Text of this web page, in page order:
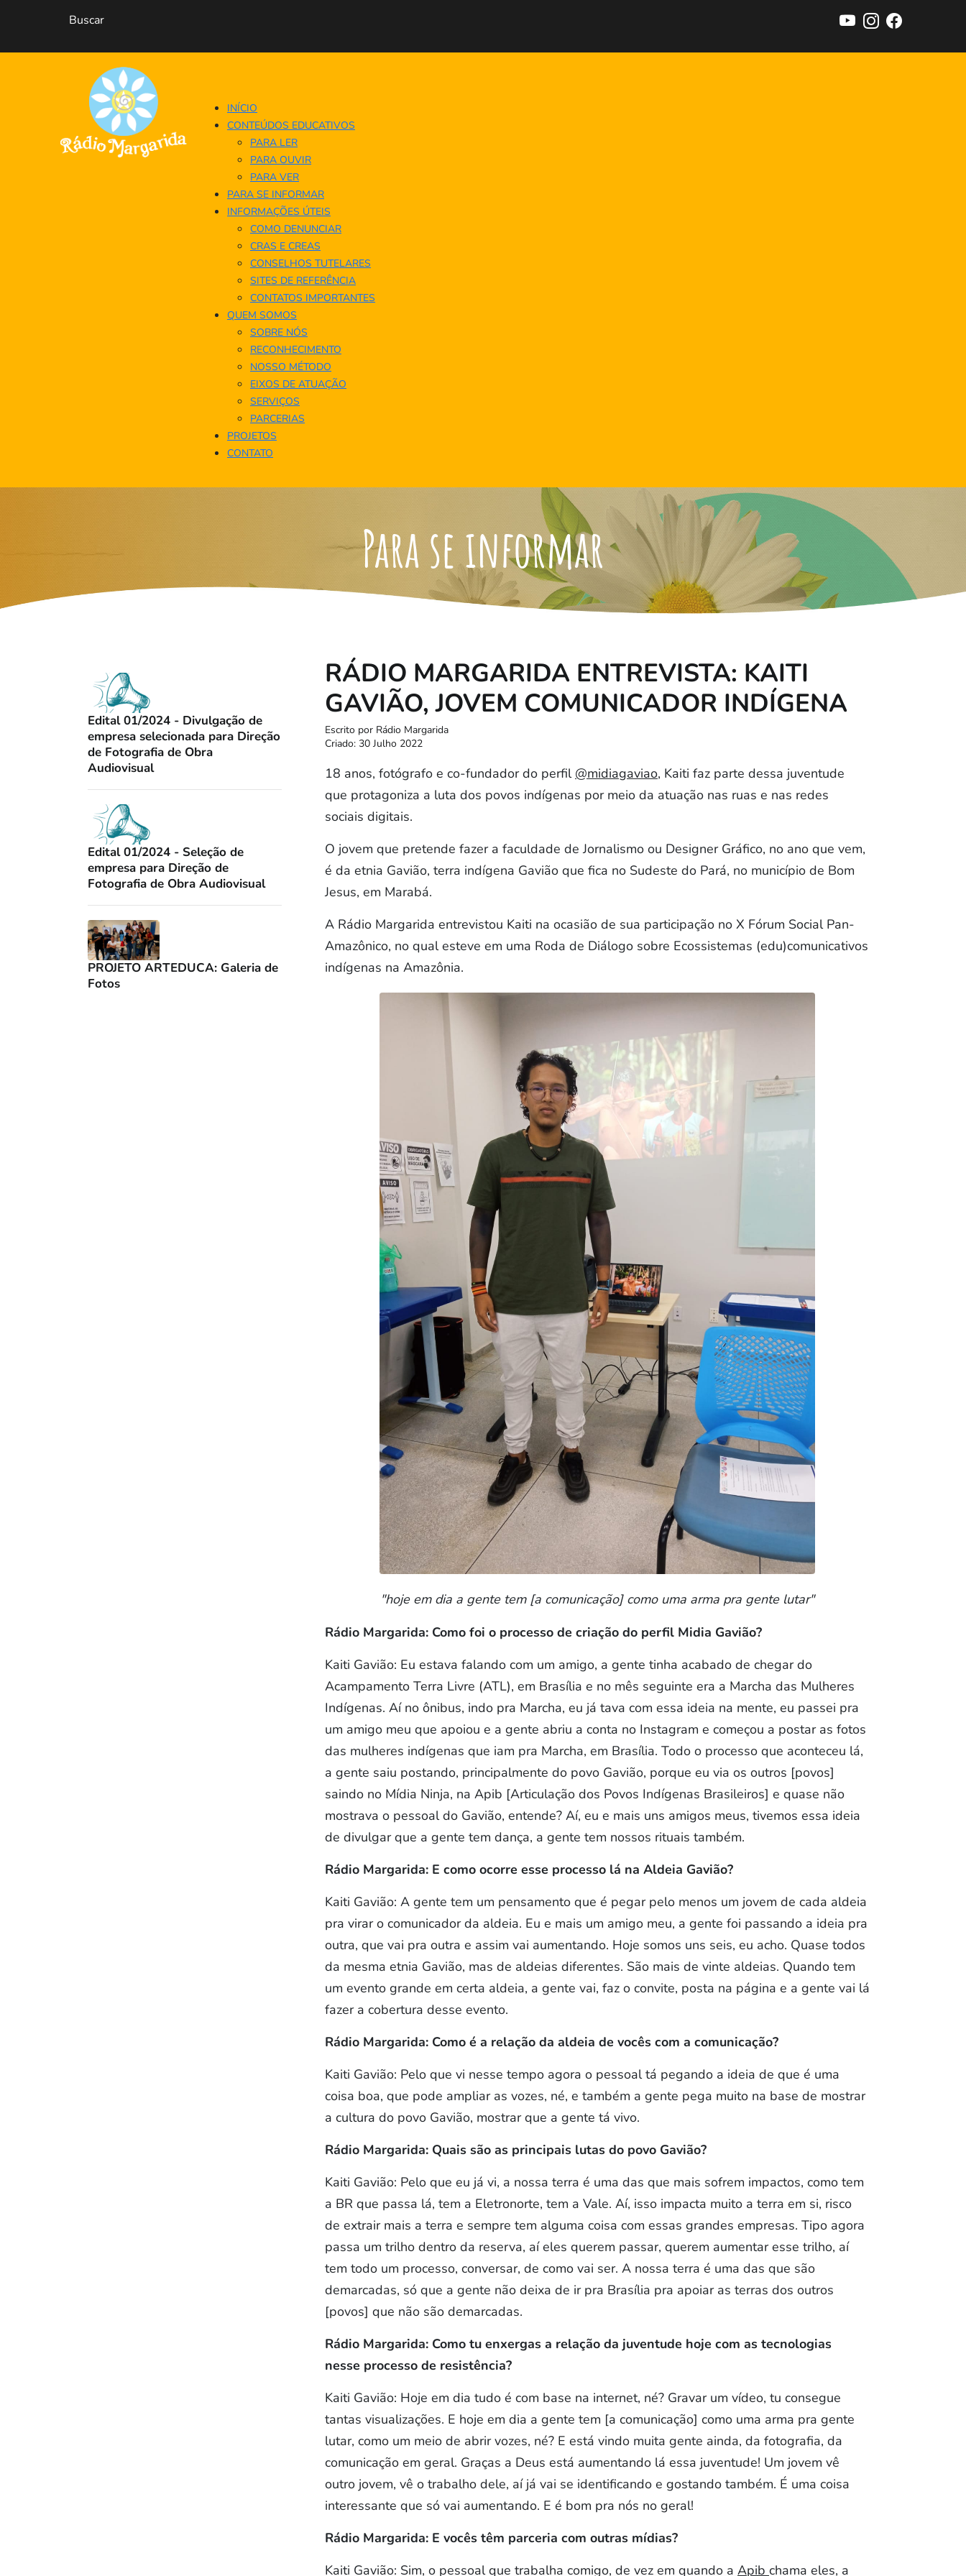
INÍCIO
CONTEÚDOS EDUCATIVOS
PARA LER
PARA OUVIR
PARA VER
PARA SE INFORMAR
INFORMAÇÕES ÚTEIS
COMO DENUNCIAR
CRAS E CREAS
CONSELHOS TUTELARES
SITES DE REFERÊNCIA
CONTATOS IMPORTANTES
QUEM SOMOS
SOBRE NÓS
RECONHECIMENTO
NOSSO MÉTODO
EIXOS DE ATUAÇÃO
SERVIÇOS
PARCERIAS
PROJETOS
CONTATO
Para se informar
Edital 01/2024 - Divulgação de
empresa selecionada para Direção
de Fotografia de Obra
Audiovisual
Edital 01/2024 - Seleção de
empresa para Direção de
Fotografia de Obra Audiovisual
PROJETO ARTEDUCA: Galeria de
Fotos
RÁDIO MARGARIDA ENTREVISTA: KAITI
GAVIÃO, JOVEM COMUNICADOR INDÍGENA
Escrito por Rádio Margarida
Criado: 30 Julho 2022
18 anos, fotógrafo e co-fundador do perfil @midiagaviao, Kaiti faz parte dessa juventude
que protagoniza a luta dos povos indígenas por meio da atuação nas ruas e nas redes
sociais digitais.
O jovem que pretende fazer a faculdade de Jornalismo ou Designer Gráfico, no ano que vem,
é da etnia Gavião, terra indígena Gavião que fica no Sudeste do Pará, no município de Bom
Jesus, em Marabá.
A Rádio Margarida entrevistou Kaiti na ocasião de sua participação no X Fórum Social Pan-
Amazônico, no qual esteve em uma Roda de Diálogo sobre Ecossistemas (edu)comunicativos
indígenas na Amazônia.
"hoje em dia a gente tem [a comunicação] como uma arma pra gente lutar"
Rádio Margarida: Como foi o processo de criação do perfil Midia Gavião?
Kaiti Gavião: Eu estava falando com um amigo, a gente tinha acabado de chegar do
Acampamento Terra Livre (ATL), em Brasília e no mês seguinte era a Marcha das Mulheres
Indígenas. Aí no ônibus, indo pra Marcha, eu já tava com essa ideia na mente, eu passei pra
um amigo meu que apoiou e a gente abriu a conta no Instagram e começou a postar as fotos
das mulheres indígenas que iam pra Marcha, em Brasília. Todo o processo que aconteceu lá,
a gente saiu postando, principalmente do povo Gavião, porque eu via os outros [povos]
saindo no Mídia Ninja, na Apib [Articulação dos Povos Indígenas Brasileiros] e quase não
mostrava o pessoal do Gavião, entende? Aí, eu e mais uns amigos meus, tivemos essa ideia
de divulgar que a gente tem dança, a gente tem nossos rituais também.
Rádio Margarida: E como ocorre esse processo lá na Aldeia Gavião?
Kaiti Gavião: A gente tem um pensamento que é pegar pelo menos um jovem de cada aldeia
pra virar o comunicador da aldeia. Eu e mais um amigo meu, a gente foi passando a ideia pra
outra, que vai pra outra e assim vai aumentando. Hoje somos uns seis, eu acho. Quase todos
da mesma etnia Gavião, mas de aldeias diferentes. São mais de vinte aldeias. Quando tem
um evento grande em certa aldeia, a gente vai, faz o convite, posta na página e a gente vai lá
fazer a cobertura desse evento.
Rádio Margarida: Como é a relação da aldeia de vocês com a comunicação?
Kaiti Gavião: Pelo que vi nesse tempo agora o pessoal tá pegando a ideia de que é uma
coisa boa, que pode ampliar as vozes, né, e também a gente pega muito na base de mostrar
a cultura do povo Gavião, mostrar que a gente tá vivo.
Rádio Margarida: Quais são as principais lutas do povo Gavião?
Kaiti Gavião: Pelo que eu já vi, a nossa terra é uma das que mais sofrem impactos, como tem
a BR que passa lá, tem a Eletronorte, tem a Vale. Aí, isso impacta muito a terra em si, risco
de extrair mais a terra e sempre tem alguma coisa com essas grandes empresas. Tipo agora
passa um trilho dentro da reserva, aí eles querem passar, querem aumentar esse trilho, aí
tem todo um processo, conversar, de como vai ser. A nossa terra é uma das que são
demarcadas, só que a gente não deixa de ir pra Brasília pra apoiar as terras dos outros
[povos] que não são demarcadas.
Rádio Margarida: Como tu enxergas a relação da juventude hoje com as tecnologias
nesse processo de resistência?
Kaiti Gavião: Hoje em dia tudo é com base na internet, né? Gravar um vídeo, tu consegue
tantas visualizações. E hoje em dia a gente tem [a comunicação] como uma arma pra gente
lutar, como um meio de abrir vozes, né? E está vindo muita gente ainda, da fotografia, da
comunicação em geral. Graças a Deus está aumentando lá essa juventude! Um jovem vê
outro jovem, vê o trabalho dele, aí já vai se identificando e gostando também. É uma coisa
interessante que só vai aumentando. E é bom pra nós no geral!
Rádio Margarida: E vocês têm parceria com outras mídias?
Kaiti Gavião: Sim, o pessoal que trabalha comigo, de vez em quando a Apib chama eles, a